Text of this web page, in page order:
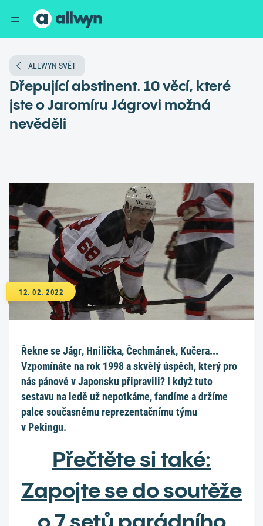
ALLWYN SVĚT
Dřepující abstinent. 10 věcí, které
jste o Jaromíru Jágrovi možná
nevěděli
12. 02. 2022
Řekne se Jágr, Hnilička, Čechmánek, Kučera...
Vzpomínáte na rok 1998 a skvělý úspěch, který pro
nás pánové v Japonsku připravili? I když tuto
sestavu na ledě už nepotkáme, fandíme a držíme
palce současnému reprezentačnímu týmu
v Pekingu.
Přečtěte si také:
Zapojte se do soutěže